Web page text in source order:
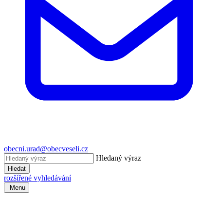
obecni.urad@obecveseli.cz
Hledaný výraz
Hledat
rozšířené vyhledávání
Menu